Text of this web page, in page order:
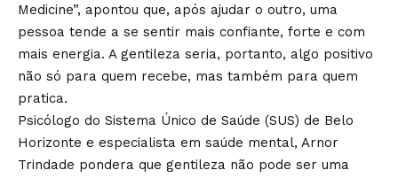
Medicine”, apontou que, após ajudar o outro, uma
pessoa tende a se sentir mais confiante, forte e com
mais energia. A gentileza seria, portanto, algo positivo
não só para quem recebe, mas também para quem
pratica.
Psicólogo do Sistema Único de Saúde (SUS) de Belo
Horizonte e especialista em saúde mental, Arnor
Trindade pondera que gentileza não pode ser uma